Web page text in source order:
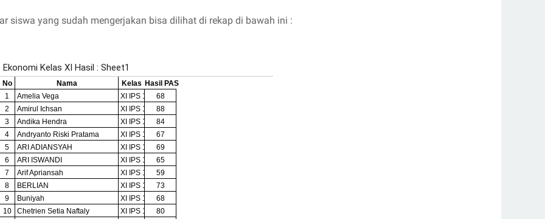
siswa yang sudah mengerjakan bisa dilihat di rekap di bawah ini :